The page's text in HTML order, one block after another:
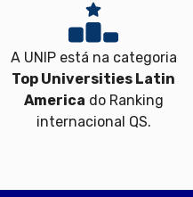
A UNIP está na categoria
Top Universities Latin
America do Ranking
internacional QS.